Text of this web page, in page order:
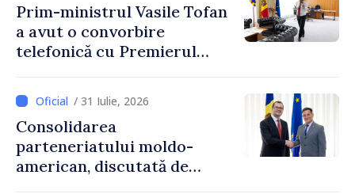
Prim-ministrul Vasile Tofan
a avut o convorbire
telefonică cu Premierul
/ 31 Iulie, 2026
Consolidarea
parteneriatului moldo-
american, discutată de